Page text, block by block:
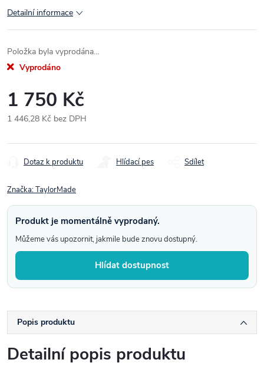
Detailní informace
Položka byla vyprodána…
Vyprodáno
1 750 Kč
1 446,28 Kč bez DPH
cena:
Dotaz k produktu Hlídací pes Sdílet
Značka:TaylorMade
Produkt je momentálně vyprodaný.
Můžeme vás upozornit, jakmile bude znovu dostupný.
Hlídat dostupnost
Popis produktu
Detailní popis produktu